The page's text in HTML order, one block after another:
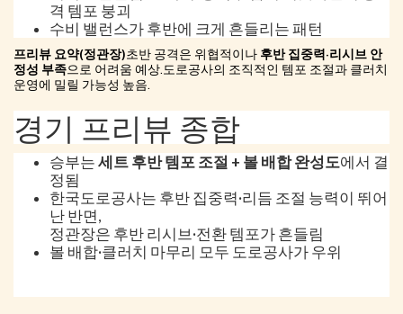
격 템포 붕괴
수비 밸런스가 후반에 크게 흔들리는 패턴
프리뷰 요약(정관장)초반 공격은 위협적이나 후반 집중력·리시브 안
정성 부족으로 어려움 예상.도로공사의 조직적인 템포 조절과 클러치
운영에 밀릴 가능성 높음.
경기 프리뷰 종합
승부는 세트 후반 템포 조절 + 볼 배합 완성도에서 결
정됨
한국도로공사는 후반 집중력·리듬 조절 능력이 뛰어
난 반면,
정관장은 후반 리시브·전환 템포가 흔들림
볼 배합·클러치 마무리 모두 도로공사가 우위